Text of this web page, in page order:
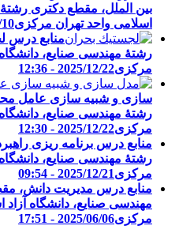
بین الملل، مقطع دکتری رشتۀ
اسلامی واحد تهران مرکزی
منابع درس
رشتۀ مهندسی صنایع،
مرکزی2025/12/22 - 12:36
سازی و شبیه سازی عامل
رشتۀ مهندسی صنایع،
مرکزی2025/12/22 - 12:30
منابع درس برنامه ریزی
رشتۀ مهندسی صنایع،
مرکزی2025/12/21 - 09:54
منابع درس مدیریت دانش،
مهندسی صنایع، دانشگاه آزاد
مرکزی2025/06/06 - 17:51